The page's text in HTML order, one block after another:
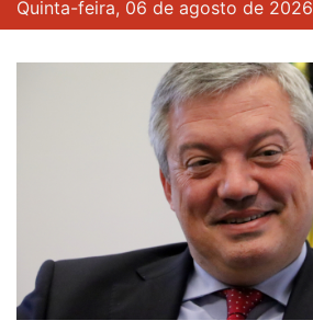
Quinta-feira, 06 de agosto de 2026